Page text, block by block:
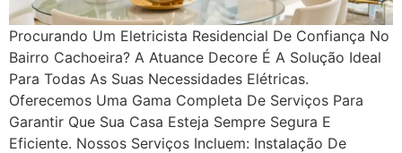
Procurando Um Eletricista Residencial De Confiança No
Bairro Cachoeira? A Atuance Decore É A Solução Ideal
Para Todas As Suas Necessidades Elétricas.
Oferecemos Uma Gama Completa De Serviços Para
Garantir Que Sua Casa Esteja Sempre Segura E
Eficiente. Nossos Serviços Incluem: Instalação De